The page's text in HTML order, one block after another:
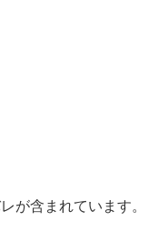
が含まれています。